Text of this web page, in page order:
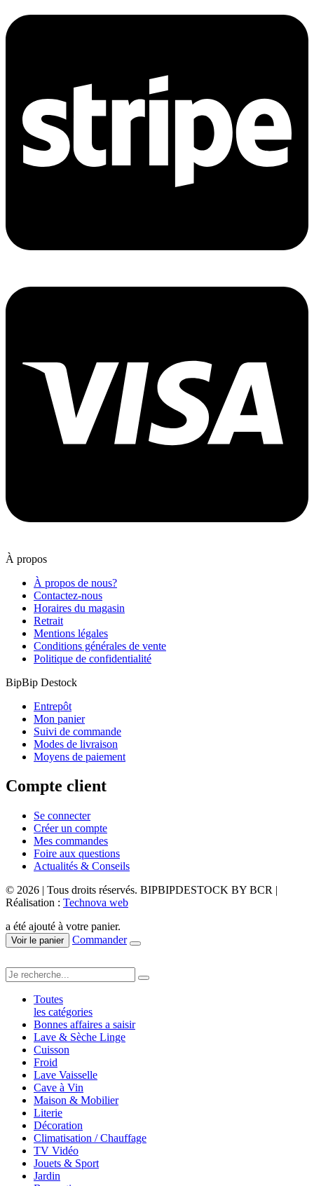
À propos
À propos de nous?
Contactez-nous
Horaires du magasin
Retrait
Mentions légales
Conditions générales de vente
Politique de confidentialité
BipBip Destock
Entrepôt
Mon panier
Suivi de commande
Modes de livraison
Moyens de paiement
Compte client
Se connecter
Créer un compte
Mes commandes
Foire aux questions
Actualités & Conseils
© 2026 | Tous droits réservés. BIPBIPDESTOCK BY BCR |
Réalisation : Technova web
a été ajouté à votre panier.
Voir le panier Commander
Toutes
les catégories
Bonnes affaires a saisir
Lave & Sèche Linge
Cuisson
Froid
Lave Vaisselle
Cave à Vin
Maison & Mobilier
Literie
Décoration
Climatisation / Chauffage
TV Vidéo
Jouets & Sport
Jardin